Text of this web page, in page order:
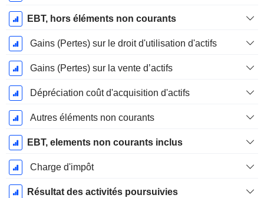
EBT, hors éléments non courants
Gains (Pertes) sur le droit d'utilisation d'actifs
Gains (Pertes) sur la vente d’actifs
Dépréciation coût d'acquisition d'actifs
Autres éléments non courants
EBT, elements non courants inclus
Charge d'impôt
Résultat des activités poursuivies